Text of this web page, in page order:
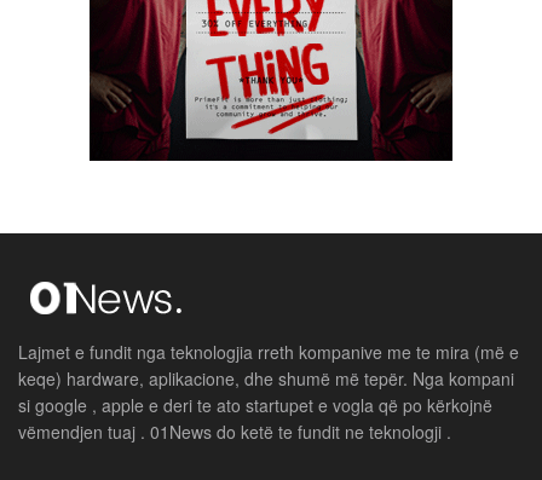
Lajmet e fundit nga teknologjia rreth kompanive me te mira (më e
keqe) hardware, aplikacione, dhe shumë më tepër. Nga kompani
si google , apple e deri te ato startupet e vogla që po kërkojnë
vëmendjen tuaj . 01News do ketë te fundit ne teknologji .